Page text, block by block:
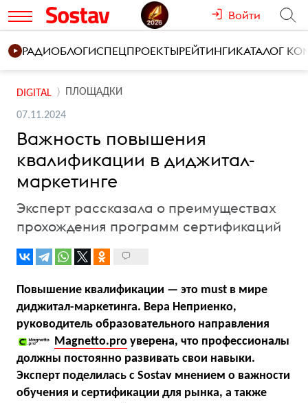
Войти
РАДИОБЛОГИСПЕЦПРОЕКТЫРЕЙТИНГИКАТАЛОГ
DIGITAL ПЛОЩАДКИ
07.11.2024
Важность повышения
квалификации в диджитал-
маркетинге
Эксперт рассказала о преимуществах
прохождения программ сертификаций
Повышение квалификации — это must в мире
диджитал-маркетинга. Вера Неприенко,
руководитель образовательного направления
Magnetto.pro уверена, что профессионалы
должны постоянно развивать свои навыки.
Эксперт поделилась с Sostav мнением о важности
обучения и сертификации для рынка, а также